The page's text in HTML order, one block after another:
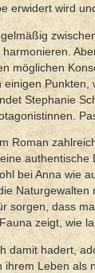
erwidert wird
möglichen
Stephanie
Roman
bei Anna wie
sorgen, dass
zeigt, wie
damit hadert,
ihrem Leben als